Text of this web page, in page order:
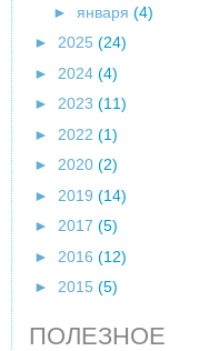
►января(4)
► 2025(24)
► 2024(4)
► 2023(11)
► 2022(1)
► 2020(2)
► 2019(14)
► 2017(5)
► 2016(12)
► 2015(5)
ПОЛЕЗНОЕ